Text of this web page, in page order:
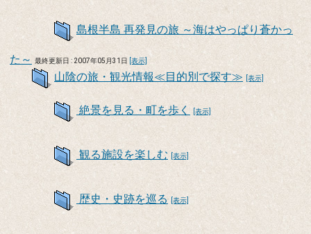
島根半島 再発見の旅 ～海はやっぱり蒼かっ
た～ 最終更新日 : 2007年05月31日 [表示]
山陰の旅・観光情報≪目的別で探す≫ [表示]
絶景を見る・町を歩く [表示]
観る施設を楽しむ [表示]
歴史・史跡を巡る [表示]